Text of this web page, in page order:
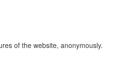
of the website, anonymously.